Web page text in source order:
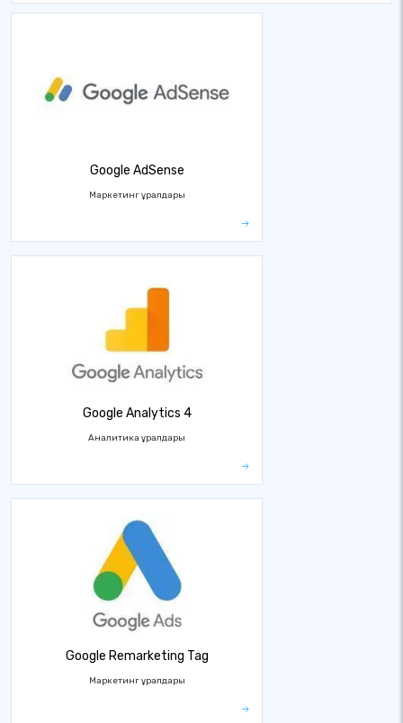
Google AdSense
Маркетинг құралдары
Google Analytics 4
Аналитика құралдары
Google Remarketing Tag
Маркетинг құралдары